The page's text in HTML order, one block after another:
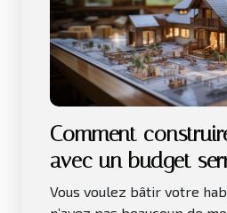
Comment
avec un budget
Vous voulez bâtir votre